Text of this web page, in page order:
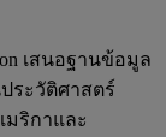
เสนอฐานข้อมูล
ระวัติศาสตร์
มริกาและ